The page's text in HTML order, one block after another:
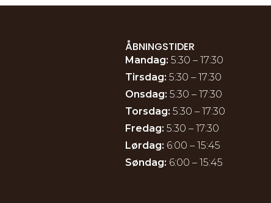
ÅBNINGSTIDER
Mandag: 5:30 – 17:30
Tirsdag: 5:30 – 17:30
Onsdag: 5:30 – 17:30
Torsdag: 5:30 – 17:30
Fredag: 5:30 – 17:30
Lørdag: 6:00 – 15:45
Søndag: 6:00 – 15:45